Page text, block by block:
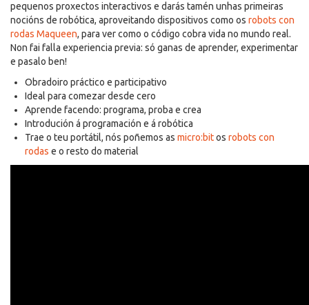
pequenos proxectos interactivos e darás tamén unhas primeiras
nocións de robótica, aproveitando dispositivos como os robots con
rodas Maqueen, para ver como o código cobra vida no mundo real.
Non fai falla experiencia previa: só ganas de aprender, experimentar
e pasalo ben!
Obradoiro práctico e participativo
Ideal para comezar desde cero
Aprende facendo: programa, proba e crea
Introdución á programación e á robótica
Trae o teu portátil, nós poñemos as micro:bitos robots con
rodas e o resto do material